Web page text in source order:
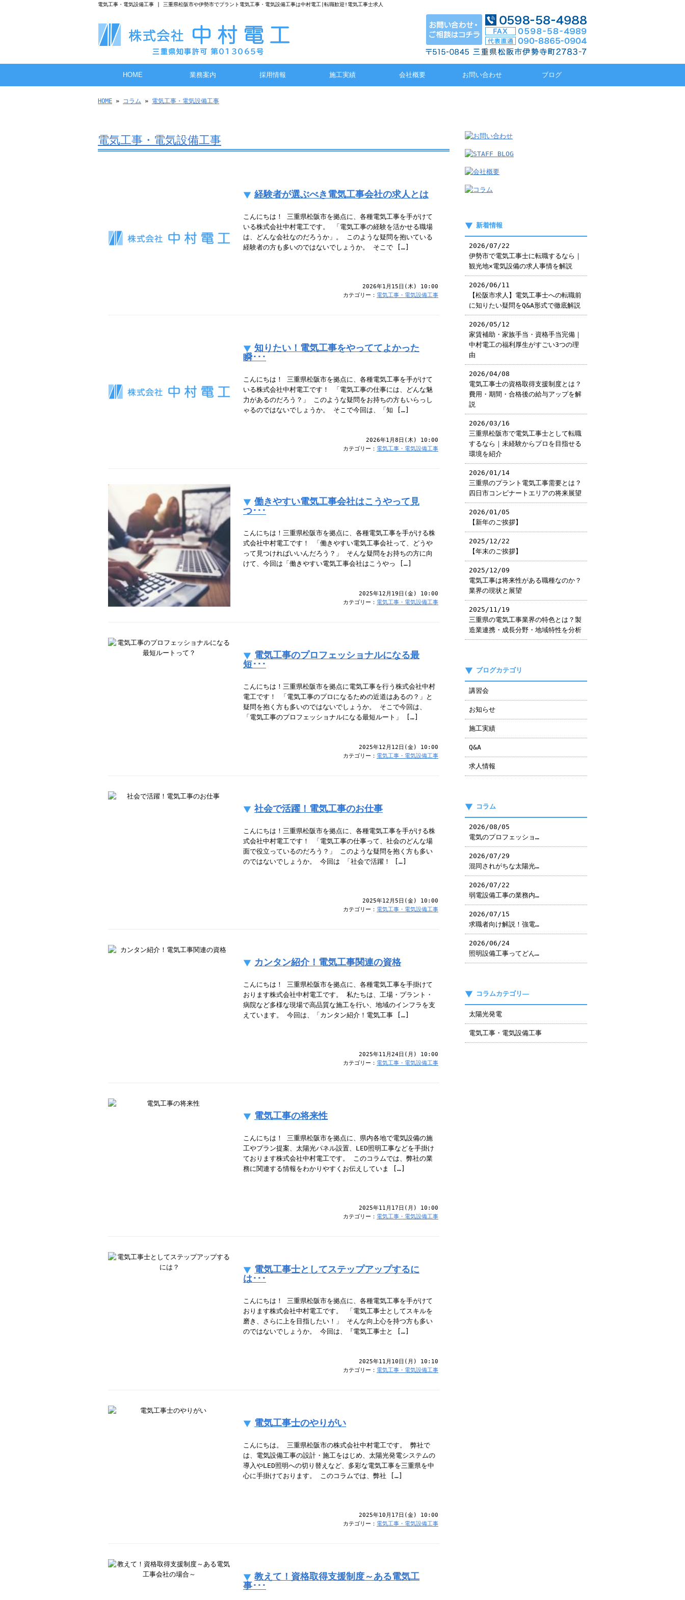
電気工事・電気設備工事 | 三重県松阪市や伊勢市でプラント電気工事・電気設備工事は中村電工|転職歓迎!電気工事士求人
HOME 業務案内 採用情報 施工実績 会社概要 お問い合わせ ブログ
HOME » コラム » 電気工事・電気設備工事
電気工事・電気設備工事
経験者が選ぶべき電気工事会社の求人とは
こんにちは！ 三重県松阪市を拠点に、各種電気工事を手がけて
いる株式会社中村電工です。 「電気工事の経験を活かせる職場
は、どんな会社なのだろうか」。 このような疑問を抱いている
経験者の方も多いのではないでしょうか。 そこで […]
2026年1月15日(木) 10:00
カテゴリー： 電気工事・電気設備工事
知りたい！電気工事をやっててよかった
瞬･･･
こんにちは！ 三重県松阪市を拠点に、各種電気工事を手がけて
いる株式会社中村電工です！ 「電気工事の仕事には、どんな魅
力があるのだろう？」 このような疑問をお持ちの方もいらっし
ゃるのではないでしょうか。 そこで今回は、「知 […]
2026年1月8日(木) 10:00
カテゴリー： 電気工事・電気設備工事
働きやすい電気工事会社はこうやって見
つ･･･
こんにちは！三重県松阪市を拠点に、各種電気工事を手がける株
式会社中村電工です！ 「働きやすい電気工事会社って、どうや
って見つければいいんだろう？」 そんな疑問をお持ちの方に向
けて、今回は「働きやすい電気工事会社はこうやっ […]
2025年12月19日(金) 10:00
カテゴリー： 電気工事・電気設備工事
電気工事のプロフェッショナルになる最
短･･･
こんにちは！三重県松阪市を拠点に電気工事を行う株式会社中村
電工です！ 「電気工事のプロになるための近道はあるの？」と
疑問を抱く方も多いのではないでしょうか。 そこで今回は、
「電気工事のプロフェッショナルになる最短ルート」 […]
2025年12月12日(金) 10:00
カテゴリー： 電気工事・電気設備工事
社会で活躍！電気工事のお仕事
こんにちは！三重県松阪市を拠点に、各種電気工事を手がける株
式会社中村電工です！ 「電気工事の仕事って、社会のどんな場
面で役立っているのだろう？」 このような疑問を抱く方も多い
のではないでしょうか。 今回は 「社会で活躍！ […]
2025年12月5日(金) 10:00
カテゴリー： 電気工事・電気設備工事
カンタン紹介！電気工事関連の資格
こんにちは！ 三重県松阪市を拠点に、各種電気工事を手掛けて
おります株式会社中村電工です。 私たちは、工場・プラント・
病院など多様な現場で高品質な施工を行い、地域のインフラを支
えています。 今回は、「カンタン紹介！電気工事 […]
2025年11月24日(月) 10:00
カテゴリー： 電気工事・電気設備工事
電気工事の将来性
こんにちは！ 三重県松阪市を拠点に、県内各地で電気設備の施
工やプラン提案、太陽光パネル設置、LED照明工事などを手掛け
ております株式会社中村電工です。 このコラムでは、弊社の業
務に関連する情報をわかりやすくお伝えしていま […]
2025年11月17日(月) 10:00
カテゴリー： 電気工事・電気設備工事
電気工事士としてステップアップするに
は･･･
こんにちは！ 三重県松阪市を拠点に、各種電気工事を手がけて
おります株式会社中村電工です。 「電気工事士としてスキルを
磨き、さらに上を目指したい！」 そんな向上心を持つ方も多い
のではないでしょうか。 今回は、『電気工事士と […]
2025年11月10日(月) 10:10
カテゴリー： 電気工事・電気設備工事
電気工事士のやりがい
こんにちは。 三重県松阪市の株式会社中村電工です。 弊社で
は、電気設備工事の設計・施工をはじめ、太陽光発電システムの
導入やLED照明への切り替えなど、多彩な電気工事を三重県を中
心に手掛けております。 このコラムでは、弊社 […]
2025年10月17日(金) 10:00
カテゴリー： 電気工事・電気設備工事
教えて！資格取得支援制度～ある電気工
事･･･
新着情報
2026/07/22
伊勢市で電気工事士に転職するなら｜
観光地×電気設備の求人事情を解説
2026/06/11
【松阪市求人】電気工事士への転職前
に知りたい疑問をQ&A形式で徹底解説
2026/05/12
家賃補助・家族手当・資格手当完備｜
中村電工の福利厚生がすごい3つの理
由
2026/04/08
電気工事士の資格取得支援制度とは？
費用・期間・合格後の給与アップを解
説
2026/03/16
三重県松阪市で電気工事士として転職
するなら｜未経験からプロを目指せる
環境を紹介
2026/01/14
三重県のプラント電気工事需要とは？
四日市コンビナートエリアの将来展望
2026/01/05
【新年のご挨拶】
2025/12/22
【年末のご挨拶】
2025/12/09
電気工事は将来性がある職種なのか？
業界の現状と展望
2025/11/19
三重県の電気工事業界の特色とは？製
造業連携・成長分野・地域特性を分析
ブログカテゴリ
講習会
お知らせ
施工実績
Q&A
求人情報
コラム
2026/08/05
電気のプロフェッショ…
2026/07/29
混同されがちな太陽光…
2026/07/22
弱電設備工事の業務内…
2026/07/15
求職者向け解説！強電…
2026/06/24
照明設備工事ってどん…
コラムカテゴリ―
太陽光発電
電気工事・電気設備工事